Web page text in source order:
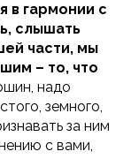
в гармонии с
слышать
части, мы
– то, что
надо
земного,
за ним
с вами,